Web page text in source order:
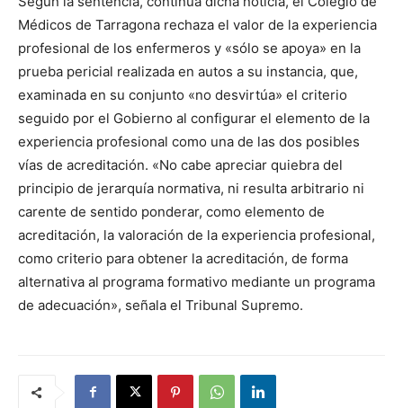
Médicos de Tarragona rechaza el valor de la experiencia
profesional de los enfermeros y «sólo se apoya» en la
prueba pericial realizada en autos a su instancia, que,
examinada en su conjunto «no desvirtúa» el criterio
seguido por el Gobierno al configurar el elemento de la
experiencia profesional como una de las dos posibles
vías de acreditación. «No cabe apreciar quiebra del
principio de jerarquía normativa, ni resulta arbitrario ni
carente de sentido ponderar, como elemento de
acreditación, la valoración de la experiencia profesional,
como criterio para obtener la acreditación, de forma
alternativa al programa formativo mediante un programa
de adecuación», señala el Tribunal Supremo.